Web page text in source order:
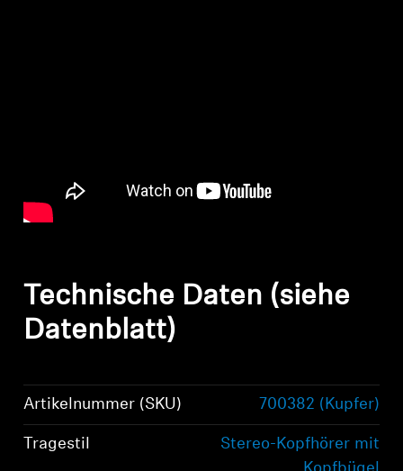
Technische Daten (siehe
Datenblatt)
Artikelnummer (SKU) 700382 (Kupfer)
Tragestil
Stereo-Kopfhörer mit